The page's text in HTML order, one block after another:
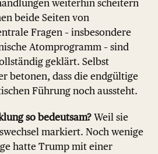
weiterhin scheitern
beide Seiten von
Fragen – insbesondere
Atomprogramm – sind
geklärt. Selbst
betonen, dass die endgültige
Führung noch aussteht.
so bedeutsam? Weil sie
markiert. Noch wenige
hatte Trump mit einer